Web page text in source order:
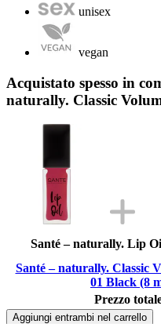
unisex
vegan
Acquistato spesso in
naturally. Classic
Santé – naturally. Lip
Santé – naturally. Classic
01 Black (8
Prezzo
Aggiungi entrambi nel carrello